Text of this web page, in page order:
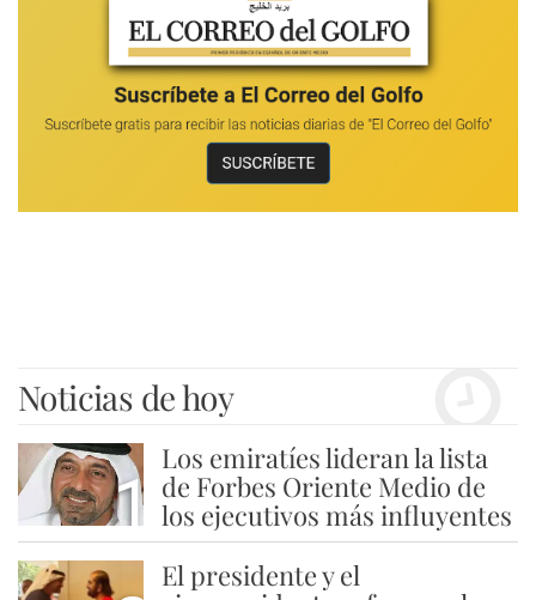
Noticias de hoy
1
Los emiratíes lideran la lista
de Forbes Oriente Medio de
los ejecutivos más influyentes
El presidente y el